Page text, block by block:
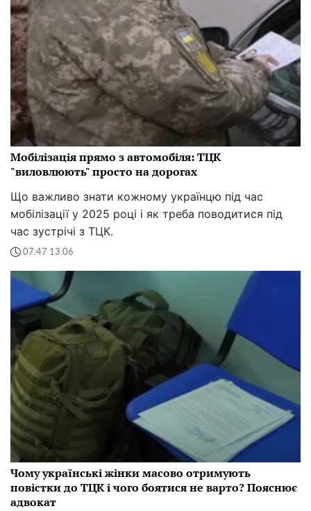
Мобілізація прямо з автомобіля: ТЦК
"виловлюють" просто на дорогах
Що важливо знати кожному українцю під час
мобілізації у 2025 році і як треба поводитися під
час зустрічі з ТЦК.
07:47 13.06
Чому українські жінки масово отримують
повістки до ТЦК і чого боятися не варто? Пояснює
адвокат